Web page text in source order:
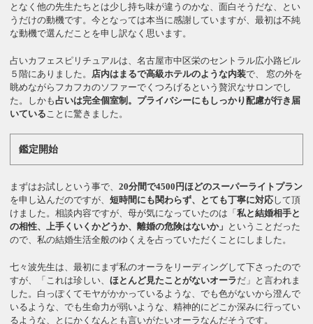
となく他の先生たちとは少し持ち味が違うのかな、面白そうだな、とい
うだけの動機です。今となっては本当に感謝していますが、最初は不純
な動機で選んだことを申し訳なく思います。
占いカフェスピリチュアルは、名古屋市中区栄のセントラル広小路ビル
５階にありました。
店内はまるで高級ホテルのような内装で、 窓の外を
眺めながらフカフカのソファーでくつろげるという贅沢なサロンでし
た。しかも占いは完全個室制。 プライバシーにもしっかり配慮が行き届
いている ことに驚きました。
鑑定開始
まずはお試しという事で、20分間で4500円ほどのスーパーライトプラン
を申し込んだのですが、短時間にも関わらず、とても丁寧に対応して頂
けました。相談内容ですが、母が気になっていたのは「私と結婚相手と
の相性、上手くいくかどうか、離婚の危険はないか」 ということだった
ので、私の結婚生活全般のゆくえを占っていただくことにしました。
七々波先生は、最初にまず私のオーラをリーディングして下さったので
すが、「これは珍しい、ほとんど見たことがないオーラだ」と言われま
した。白っぽくてモヤがかかっているような、でも色がないから澄んで
いるような、でも生命力が弱いような、精神的にどこか深みに行ってい
るような、とにかくなんとも言いがたいオーラなんだそうです。